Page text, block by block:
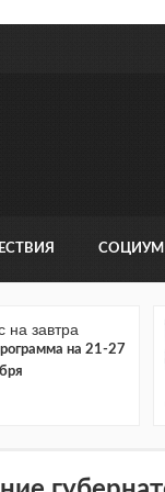
СОЦИУМ
на завтра
на 21-27